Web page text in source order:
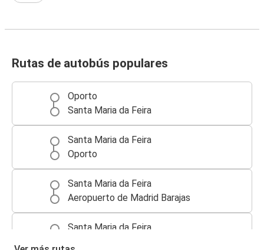
Rutas de autobús populares
Oporto
Santa Maria da Feira
Santa Maria da Feira
Oporto
Santa Maria da Feira
Aeropuerto de Madrid Barajas
Santa Maria da Feira